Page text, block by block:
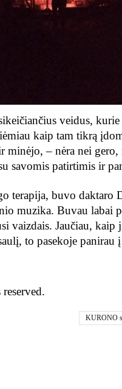
veidus,
kaip tam tikrą
minėjo, – nėra nei
savomis patirtimis ir
terapija, buvo daktaro
muzika. Buvau labai
vaizdais. Jaučiau,
to pasekoje panirau
KURONO